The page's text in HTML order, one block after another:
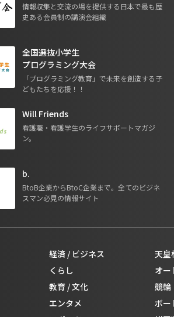
情報収集と交流の場を提供する日本で最も歴
史ある会員制の講演会組織
全国選抜小学生
プログラミング大会
「プログラミング教育」で未来を創造する子
どもたちを応援！！
Will Friends
看護職・看護学生のライフサポートマガジ
ン。
b.
BtoB企業からBtoC企業まで。全てのビジネ
スマン必見の情報サイト
経済 / ビジネス
くらし
教育 / 文化
エンタメ
天皇
オー
競輪
ボー